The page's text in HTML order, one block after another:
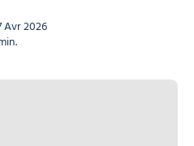
Une organisation efficace et
et gestionnaires
Avr 2026